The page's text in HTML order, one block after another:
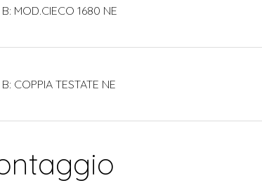
MOD.CIECO 1680 NE
COPPIA TESTATE NE